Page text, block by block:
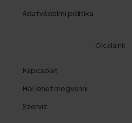
Adatvédelmi politika
Oldalaink
Kapcsolat
Hol lehet megvenni
Szerviz